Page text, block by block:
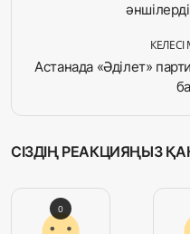
Астанада «Әділет»
СІЗДІҢ РЕАКЦИЯҢЫЗ
0